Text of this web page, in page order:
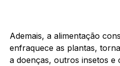
Ademais, a alimentação
enfraquece as plantas,
a doenças, outros insetos e